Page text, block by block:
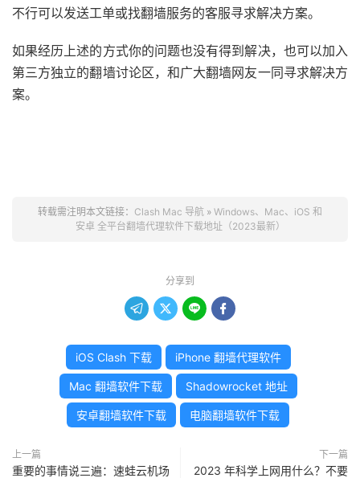
不行可以发送工单或找翻墙服务的客服寻求解决方案。
如果经历上述的方式你的问题也没有得到解决，也可以加入
第三方独立的翻墙讨论区，和广大翻墙网友一同寻求解决方
案。
转载需注明本文链接： Clash Mac 导航 » Windows、Mac、iOS 和
安卓 全平台翻墙代理软件下载地址（2023最新）
分享到
   
iOS Clash 下载 iPhone 翻墙代理软件
Mac 翻墙软件下载 Shadowrocket 地址
安卓翻墙软件下载 电脑翻墙软件下载
上一篇
重要的事情说三遍：速蛙云机场
下一篇
2023 年科学上网用什么？不要